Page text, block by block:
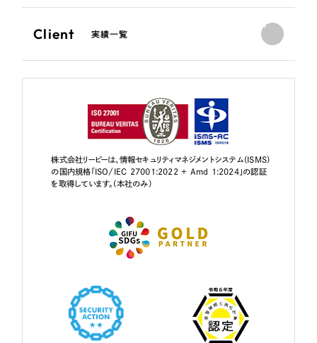
Client 実績一覧
株式会社リーピーは、情報セキュリティマネジメントシステム（ISMS）
の国内規格「ISO/IEC 27001:2022 + Amd 1:2024」の認証
を取得しています。（本社のみ）